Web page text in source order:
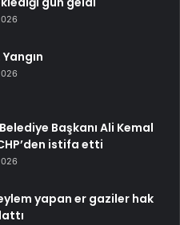
Başkanı Ali Kemal
istifa etti
yapan er gaziler hak